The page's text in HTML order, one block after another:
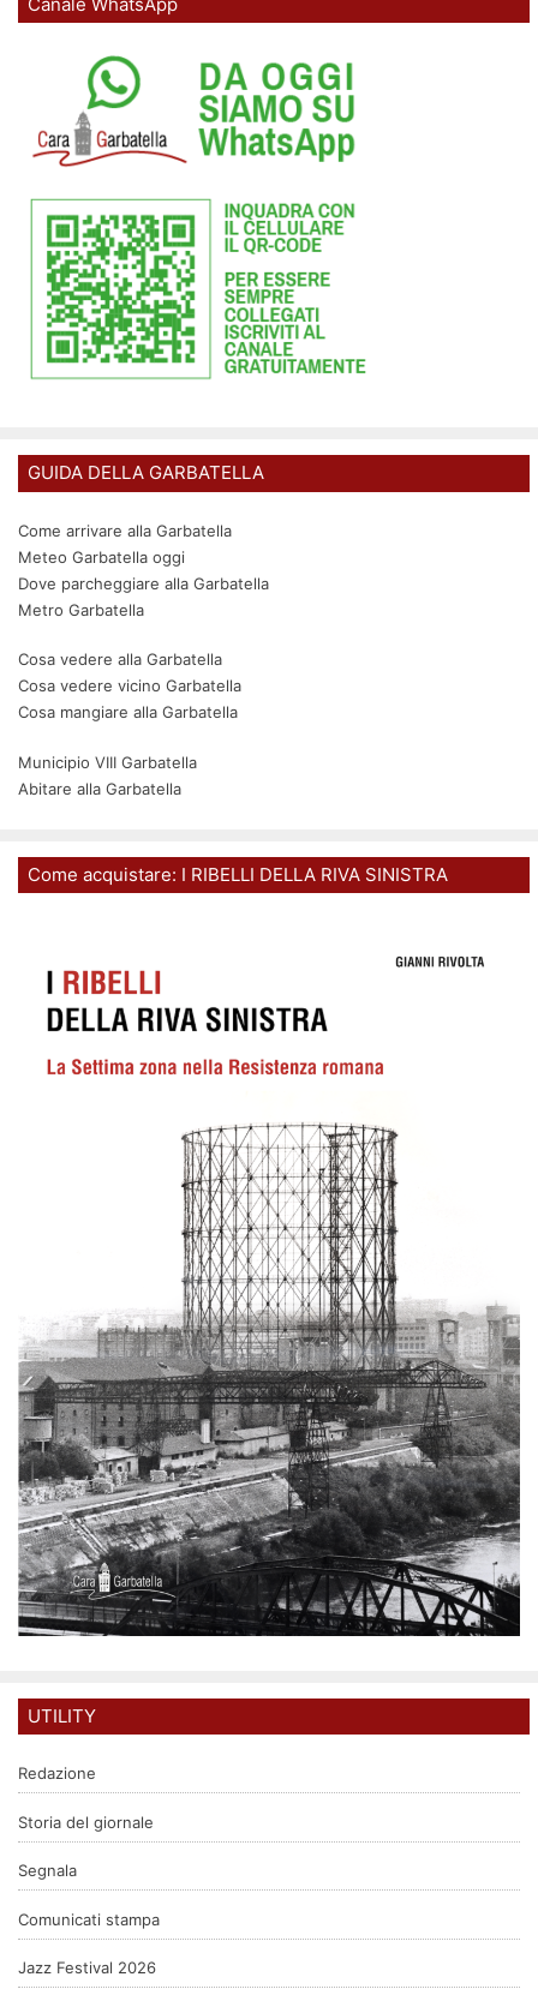
GUIDA DELLA GARBATELLA
Come arrivare alla Garbatella
Meteo Garbatella oggi
Dove parcheggiare alla Garbatella
Metro Garbatella
Cosa vedere alla Garbatella
Cosa vedere vicino Garbatella
Cosa mangiare alla Garbatella
Municipio VIII Garbatella
Abitare alla Garbatella
Come acquistare: I RIBELLI DELLA RIVA SINISTRA
UTILITY
Redazione
Storia del giornale
Segnala
Comunicati stampa
Jazz Festival 2026